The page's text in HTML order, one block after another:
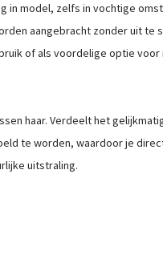
in model, zelfs in vochtige
aangebracht zonder uit te
of als voordelige optie voor
haar. Verdeelt het
te worden, waardoor je
uitstraling.